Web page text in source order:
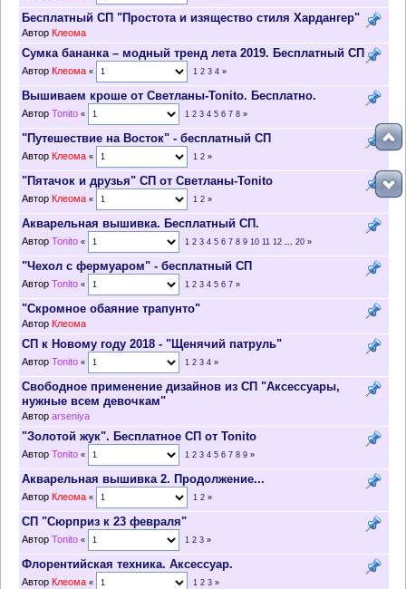
Бесплатный СП "Простота и изящество стиля Хардангер"
Автор Клеома
Сумка бананка – модный тренд лета 2019. Бесплатный СП
Автор Клеома « 1 2 3 4»
Вышиваем кроше от Светланы-Tonito. Бесплатно.
Автор Tonito « 1 2 3 4 5 6 7 8»
"Путешествие на Восток" - бесплатный СП
Автор Клеома « 1 2»
"Пятачок и друзья" СП от Светланы-Tonito
Автор Клеома « 1 2»
Акварельная вышивка. Бесплатный СП.
Автор Tonito « 1 2 3 4 5 6 7 8 9 10 11 12 ... 20»
"Чехол с фермуаром" - бесплатный СП
Автор Tonito « 1 2 3 4 5 6 7»
"Скромное обаяние трапунто"
Автор Клеома
СП к Новому году 2018 - "Щенячий патруль"
Автор Tonito « 1 2 3 4»
Свободное применение дизайнов из СП "Аксессуары,
нужные всем девочкам"
Автор arseniya
"Золотой жук". Бесплатное СП от Tonito
Автор Tonito « 1 2 3 4 5 6 7 8 9»
Акварельная вышивка 2. Продолжение...
Автор Клеома « 1 2»
СП "Сюрприз к 23 февраля"
Автор Tonito « 1 2 3»
Флорентийская техника. Аксессуар.
Автор Клеома « 1 2 3»